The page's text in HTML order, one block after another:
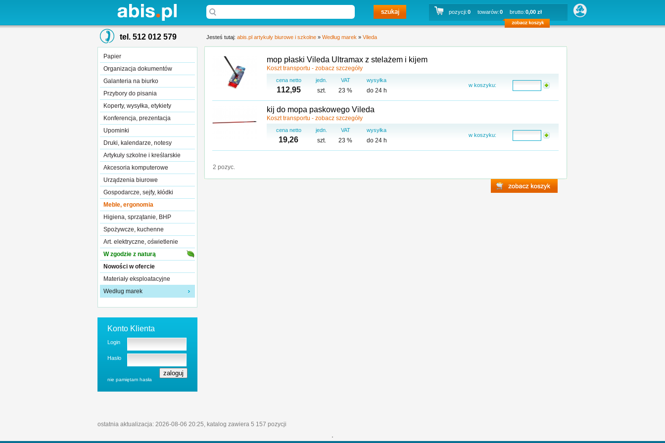
pozycji:0 towarów:0 brutto:0,00 zł
tel. 512 012 579
Papier
Organizacja dokumentów
Galanteria na biurko
Przybory do pisania
Koperty, wysyłka, etykiety
Konferencja, prezentacja
Upominki
Druki, kalendarze, notesy
Artykuły szkolne i kreślarskie
Akcesoria komputerowe
Urządzenia biurowe
Gospodarcze, sejfy, kłódki
Meble, ergonomia
Higiena, sprzątanie, BHP
Spożywcze, kuchenne
Art. elektryczne, oświetlenie
W zgodzie z naturą
Nowości w ofercie
Materiały eksploatacyjne
Według marek
Konto Klienta
Login
Hasło
nie pamiętam hasła
Jesteś tutaj: abis.pl artykuły biurowe i szkolne » Według marek » Vileda
mop płaski Vileda Ultramax z stelażem i kijem
Koszt transportu - zobacz szczegóły
cena netto jedn. VAT
wysyłka
w koszyku:
112,95 szt. 23 % do 24 h
kij do mopa paskowego Vileda
Koszt transportu - zobacz szczegóły
cena netto jedn. VAT
wysyłka
w koszyku:
19,26 szt. 23 % do 24 h
2 pozyc.
ostatnia aktualizacja: 2026-08-06 20:25, katalog zawiera 5 157 pozycji
'